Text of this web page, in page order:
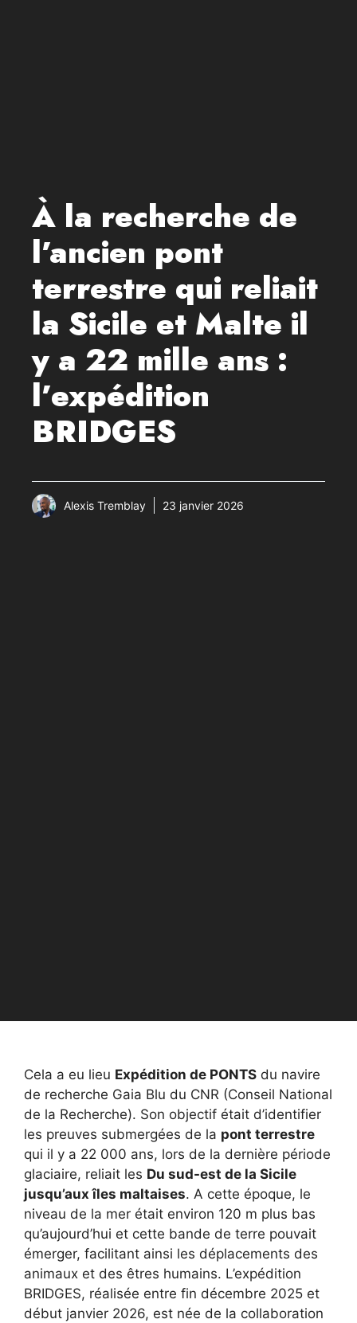
À la recherche de
l’ancien pont
terrestre qui reliait
la Sicile et Malte il
y a 22 mille ans :
l’expédition
BRIDGES
Alexis Tremblay 23 janvier 2026
Cela a eu lieu Expédition de PONTS du navire
de recherche Gaia Blu du CNR (Conseil National
de la Recherche). Son objectif était d’identifier
les preuves submergées de la pont terrestre
qui il y a 22 000 ans, lors de la dernière période
glaciaire, reliait les Du sud-est de la Sicile
jusqu’aux îles maltaises. A cette époque, le
niveau de la mer était environ 120 m plus bas
qu’aujourd’hui et cette bande de terre pouvait
émerger, facilitant ainsi les déplacements des
animaux et des êtres humains. L’expédition
BRIDGES, réalisée entre fin décembre 2025 et
début janvier 2026, est née de la collaboration